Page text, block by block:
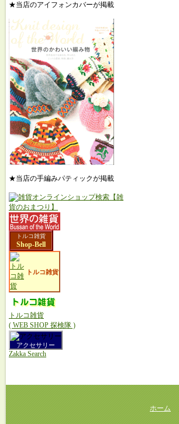
★当店のアイフォンカバーが掲載
★当店の手編みパティックが掲載
トルコ雑貨
Shop-Bell
トルコ雑貨
トルコ雑貨
( WEB SHOP 探検隊 )
アクセサリー
Zakka Search
ホーム